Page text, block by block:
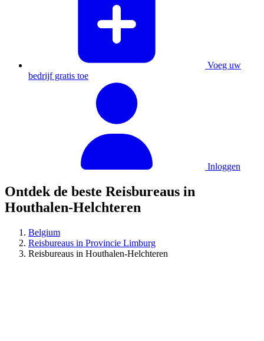
Voeg uw
bedrijf gratis toe
Inloggen
Ontdek de beste Reisbureaus in
Houthalen-Helchteren
Belgium
Reisbureaus in Provincie Limburg
Reisbureaus in Houthalen-Helchteren